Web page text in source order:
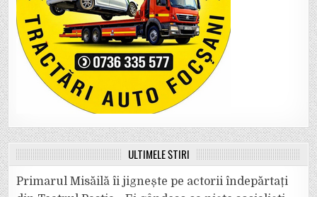
ULTIMELE ȘTIRI
Primarul Misăilă îi jignește pe actorii îndepărtați